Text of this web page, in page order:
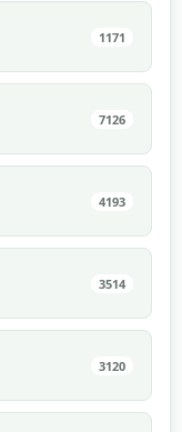
1171
7126
4193
3514
3120